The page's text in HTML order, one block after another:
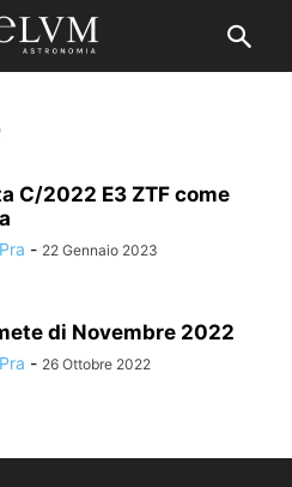
C/2022 E3 ZTF come
- 22 Gennaio 2023
di Novembre 2022
- 26 Ottobre 2022